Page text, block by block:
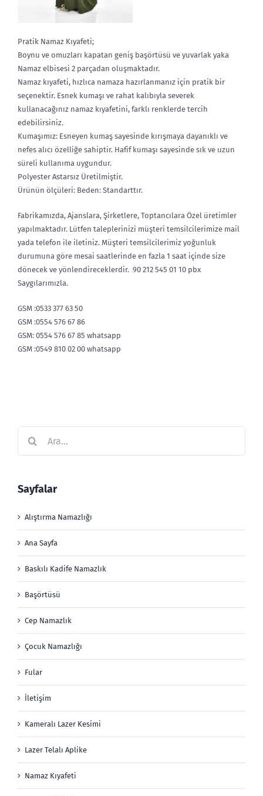
Pratik Namaz Kıyafeti;
Boynu ve omuzları kapatan geniş başörtüsü ve yuvarlak yaka
Namaz elbisesi 2 parçadan oluşmaktadır.
Namaz kıyafeti, hızlıca namaza hazırlanmanız için pratik bir
seçenektir. Esnek kumaşı ve rahat kalıbıyla severek
kullanacağınız namaz kıyafetini, farklı renklerde tercih
edebilirsiniz.
Kumaşımız: Esneyen kumaş sayesinde kırışmaya dayanıklı ve
nefes alıcı özelliğe sahiptir. Hafif kumaşı sayesinde sık ve uzun
süreli kullanıma uygundur.
Polyester Astarsız Üretilmiştir.
Ürünün ölçüleri: Beden: Standarttır.
Fabrikamızda, Ajanslara, Şirketlere, Toptancılara Özel üretimler
yapılmaktadır. Lütfen taleplerinizi müşteri temsilcilerimize mail
yada telefon ile iletiniz. Müşteri temsilcilerimiz yoğunluk
durumuna göre mesai saatlerinde en fazla 1 saat içinde size
dönecek ve yönlendireceklerdir. 90 212 545 01 10 pbx
Saygılarımızla.
GSM :0533 377 63 50
GSM :0554 576 67 86
GSM: 0554 576 67 85 whatsapp
GSM :0549 810 02 00 whatsapp
Sayfalar
Alıştırma Namazlığı
Ana Sayfa
Baskılı Kadife Namazlık
Başörtüsü
Cep Namazlık
Çocuk Namazlığı
Fular
İletişim
Kameralı Lazer Kesimi
Lazer Telalı Aplike
Namaz Kıyafeti